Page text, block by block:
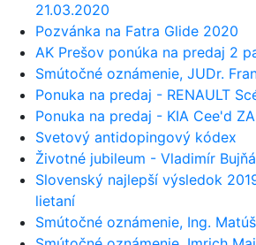
21.03.2020
Pozvánka na Fatra Glide 2020
AK Prešov ponúka na predaj 2
Smútočné oznámenie, JUDr.
Ponuka na predaj - RENAULT
Ponuka na predaj - KIA Cee'd
Svetový antidopingový kódex
Životné jubileum - Vladimír
Slovenský najlepší výsledok
lietaní
Smútočné oznámenie, Ing.